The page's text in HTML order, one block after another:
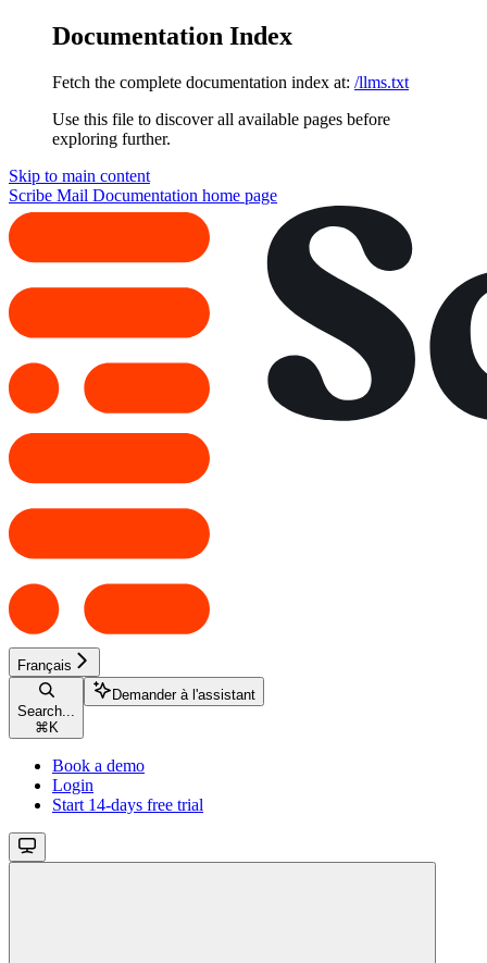
Documentation Index
Fetch the complete documentation index at: /llms.txt
Use this file to discover all available pages before
exploring further.
Skip to main content
Scribe Mail Documentation home page
Français
Search...
⌘ K
Demander à l'assistant
Book a demo
Login
Start 14-days free trial